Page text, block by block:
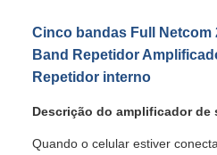
Cinco bandas Full Netcom
Band Repetidor
Repetidor interno
Descrição do amplificador de
Quando o celular estiver